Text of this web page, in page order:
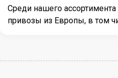
Среди нашего
привозы из Европы, в том